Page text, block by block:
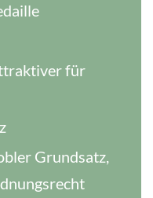
für
Grundsatz,